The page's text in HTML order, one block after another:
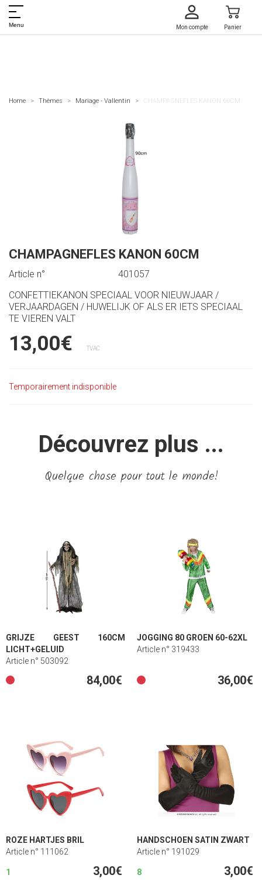
Menu Mon compte Panier
Home Thèmes Mariage - Vallentin CHAMPAGNEFLES KANON 60CM
CHAMPAGNEFLES KANON 60CM
Article n°
401057
CONFETTIEKANON SPECIAAL VOOR NIEUWJAAR /
VERJAARDAGEN / HUWELIJK OF ALS ER IETS SPECIAAL
TE VIEREN VALT
13,00€ TVAC
Temporairement indisponible
Découvrez plus ...
Quelque chose pour tout le monde!
GRIJZE GEEST 160CM
LICHT+GELUID
Article n° 503092
84,00€
JOGGING 80 GROEN 60-62XL
Article n° 319433
36,00€
ROZE HARTJES BRIL
Article n° 111062
1 3,00€
HANDSCHOEN SATIN ZWART
Article n° 191029
8 3,00€